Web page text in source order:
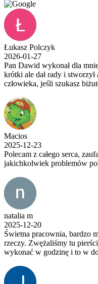
Łukasz Polczyk
2026-01-27
Pan Dawid wykonał dla
krótki ale dał rady i
człowieka, jeśli szukasz
Macios
2025-12-23
Polecam z całego serca,
jakichkolwiek problemów
natalia m
2025-12-20
Świetna pracownia, bardzo
rzeczy. Zwężaliśmy tu
wykonać w godzinę i to w